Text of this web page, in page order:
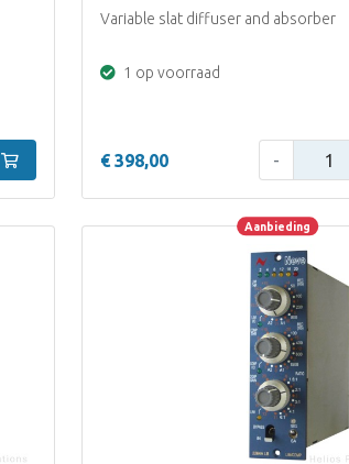
In winkelwagen
Variable slat diffuser and absorber
1 op voorraad
€ 398,00 -
Aanbieding